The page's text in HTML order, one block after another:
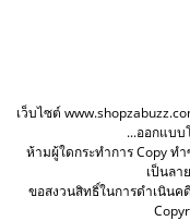
เว็บไซต์
...ออกแบ
ห้ามผู้ใดกระทำการ Copy
เป็นล
ขอสงวนสิทธิ์ในการดำเนิน